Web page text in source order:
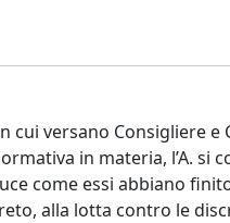
cui versano Consigliere
in materia, l’A.
come essi abbiano
alla lotta contro le